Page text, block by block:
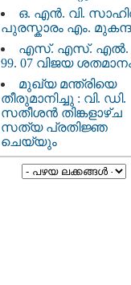
ഒ. എൻ. വി.
പുരസ്കാരം എം.
എസ്. എസ്. എൽ.
99. 07 വിജയ
മുഖ്യ മന്ത്രിയെ
തീരുമാനിച്ചു : വി. ഡി.
സതീശന്‍ തിങ്കളാഴ്ച
സത്യ പ്രതിജ്ഞ
ചെയ്യും